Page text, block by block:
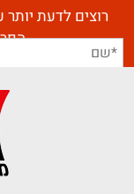
רוצים לדעת